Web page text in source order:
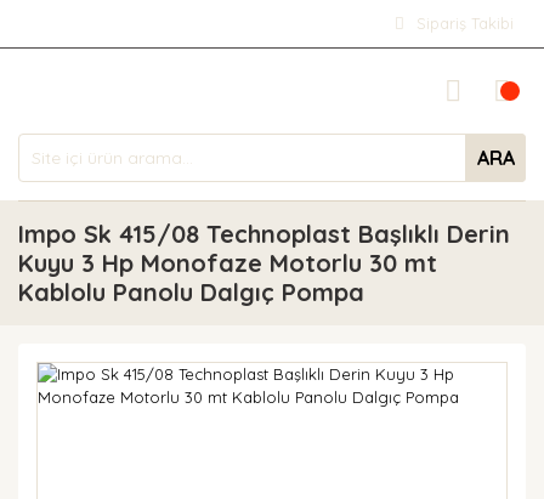
Sipariş Takibi
ARA
Impo Sk 415/08 Technoplast Başlıklı Derin
Kuyu 3 Hp Monofaze Motorlu 30 mt
Kablolu Panolu Dalgıç Pompa